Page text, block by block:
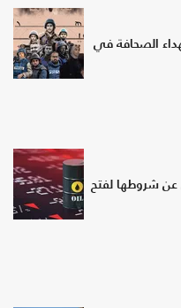
شهداء الصحافة في
عن شروطها لفتح